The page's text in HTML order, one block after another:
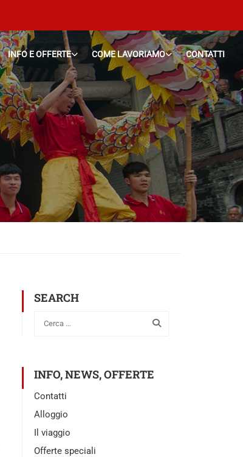
INFO E OFFERTE COME LAVORIAMO CONTATTI
SEARCH
INFO, NEWS, OFFERTE
Contatti
Alloggio
Il viaggio
Offerte speciali